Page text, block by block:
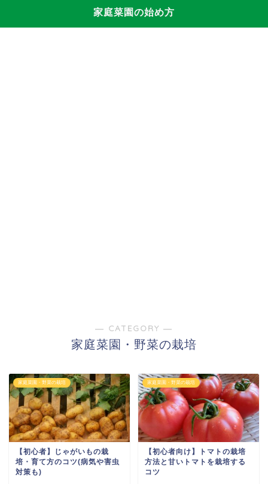
家庭菜園の始め方
― CATEGORY ―
家庭菜園・野菜の栽培
家庭菜園・野菜の栽培
【初心者】じゃがいもの栽
培・育て方のコツ(病気や害虫
対策も)
家庭菜園・野菜の栽培
【初心者向け】トマトの栽培
方法と甘いトマトを栽培する
コツ